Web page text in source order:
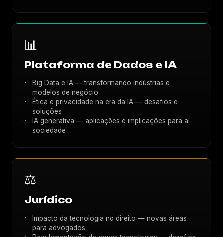
📊
Plataforma de Dados e IA
Big Data e IA — transformando indústrias e
modelos de negócio
Ética e privacidade na era da IA — desafios e
soluções
IA generativa — aplicações e implicações para a
sociedade
⚖️
Jurídico
Impacto da tecnologia no direito — novas áreas
para advogados